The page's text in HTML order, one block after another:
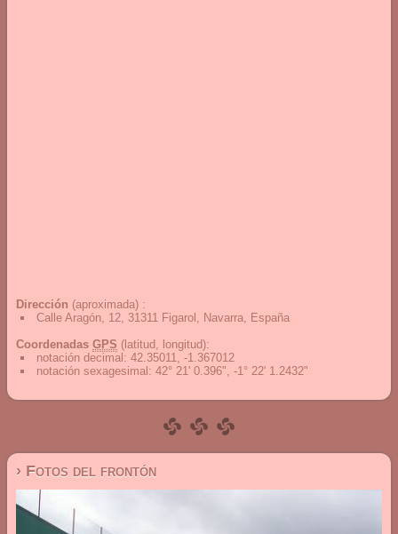
Dirección (aproximada) :
Calle Aragón, 12, 31311 Figarol, Navarra, España
Coordenadas GPS (latitud, longitud):
notación decimal : 42.35011, -1.367012
notación sexagesimal : 42° 21' 0.396", -1° 22' 1.2432"
› Fotos del frontón